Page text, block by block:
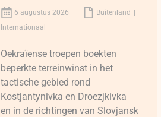
6 augustus 2026
Buitenland
Internationaal
Oekraïense troepen boekten
beperkte terreinwinst in het
tactische gebied rond
Kostjantynivka en Droezjkivka
en in de richtingen van Slovjansk